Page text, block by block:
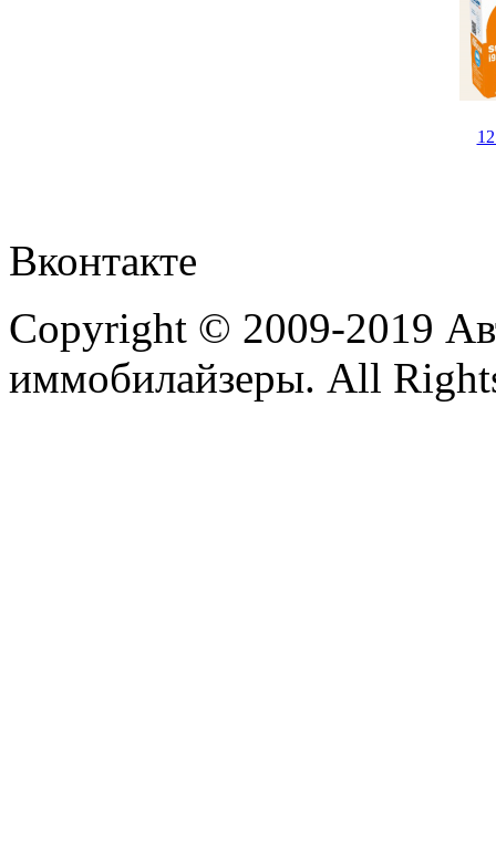
Вконтакте
Copyright © 2009-2019
иммобилайзеры. All